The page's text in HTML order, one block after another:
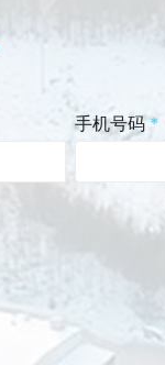
手机号码 *